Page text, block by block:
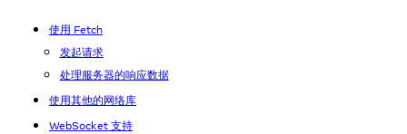
使用 Fetch
发起请求
处理服务器的响应数据
使用其他的网络库
WebSocket 支持